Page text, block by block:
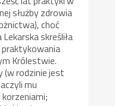
służby zdrowia
choć
skreśliła
Królestwie.
(w rodzinie jest
mu